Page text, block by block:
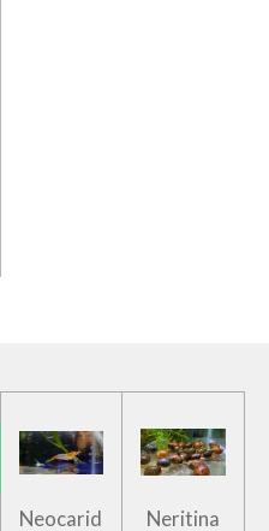
hoogte
Neocarid
Neritina